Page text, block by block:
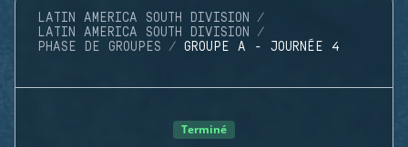
LATIN AMERICA SOUTH DIVISION
LATIN AMERICA SOUTH DIVISION
PHASE DE GROUPES
GROUPE A - JOURNÉE 4
Terminé